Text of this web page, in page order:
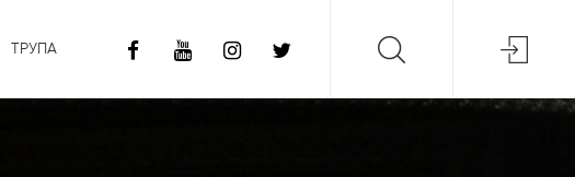
ТРУПА